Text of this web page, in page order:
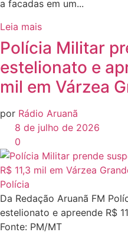
a facadas em um...
Leia mais
Polícia Militar
estelionato e
mil em Várzea
por Rádio Aruanã
8 de julho de 2026
0
Polícia
Da Redação Aruanã FM
estelionato e apreende R$
Fonte: PM/MT